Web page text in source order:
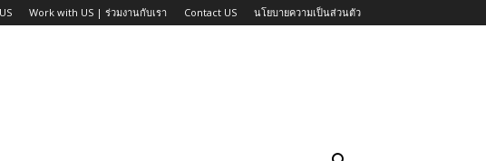
Work with US | ร่วมงานกับเรา Contact US นโยบายความเป็นส่วนตัว